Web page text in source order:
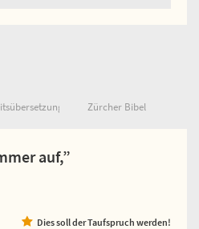
Zürcher Bibel
auf,”
Dies soll der Taufspruch werden!